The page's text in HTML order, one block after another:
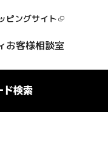
ピングサイト
お客様相談室
ド検索